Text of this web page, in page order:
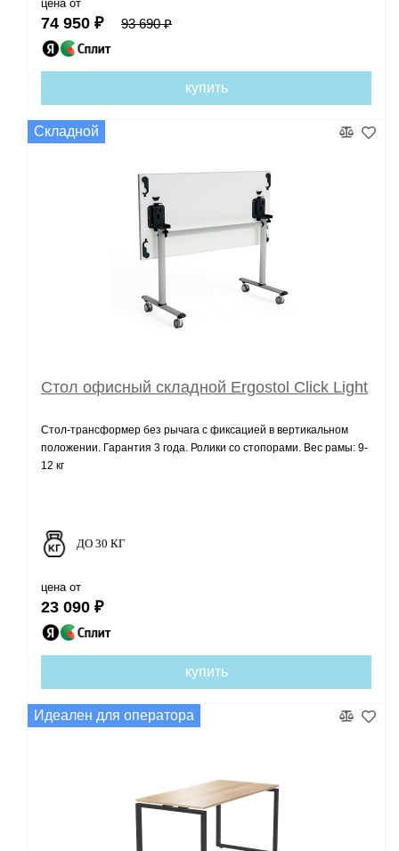
цена от
74 950 ₽ 93 690 ₽
купить
Складной
Стол офисный складной Ergostol Click Light
Стол-трансформер без рычага с фиксацией в вертикальном
положении. Гарантия 3 года. Ролики со стопорами. Вес рамы: 9-
12 кг
ДО 30 КГ
цена от
23 090 ₽
купить
Идеален для оператора